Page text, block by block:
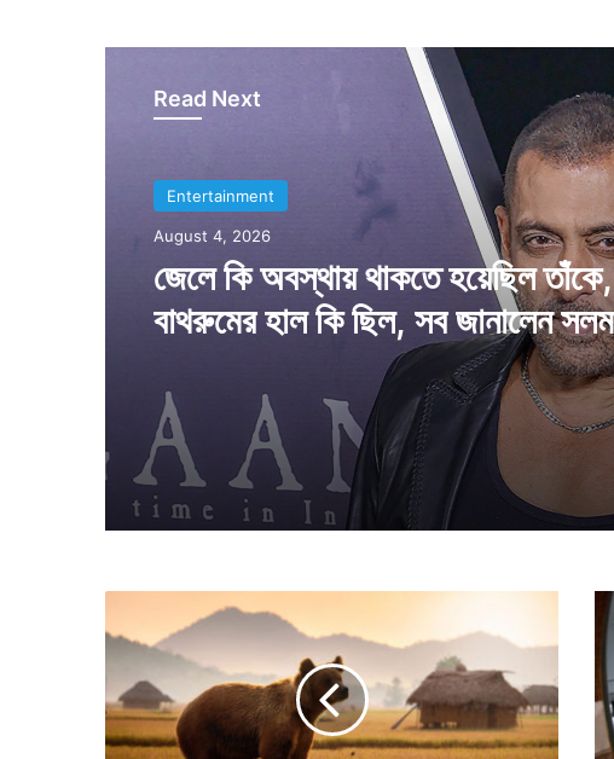
Read Next
Entertainment
August 4, 2026
জেলে কি অবস্থায় থাকতে হয়েছিল তাঁকে,
বাথরুমের হাল কি ছিল, সব জানালেন সলমন
খান
Entertainment
August 3, 2026
আসন্ন রামায়ণ সিনেমায় সূর্পণখার চরিত্রে
চমক, দেখা যাবে বলিউডের প্রথমসারির
নায়িকাকে
স
চা
তে
রা